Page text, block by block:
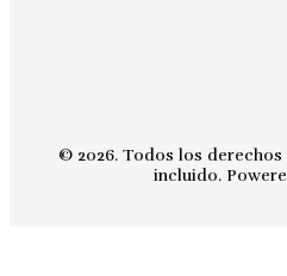
© 2026. Todos los
incluido.